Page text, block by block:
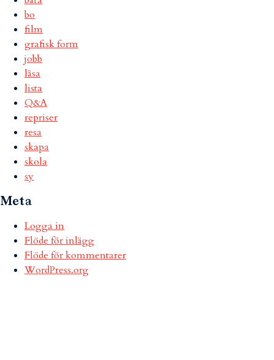
bo
film
grafisk form
jobb
läsa
lista
Q&A
repriser
resa
skapa
skola
sy
Meta
Logga in
Flöde för inlägg
Flöde för kommentarer
WordPress.org